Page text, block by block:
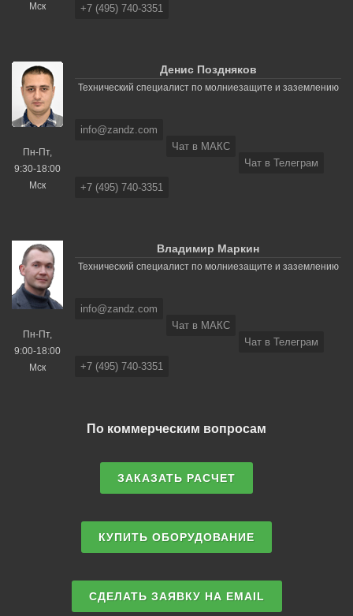
Мск
+7 (495) 740-3351
Пн-Пт,
9:30-18:00
Мск
Денис Поздняков
Технический специалист по молниезащите и заземлению
info@zandz.com
Чат в МАКС
Чат в Телеграм
+7 (495) 740-3351
Пн-Пт,
9:00-18:00
Мск
Владимир Маркин
Технический специалист по молниезащите и заземлению
info@zandz.com
Чат в МАКС
Чат в Телеграм
+7 (495) 740-3351
По коммерческим вопросам
ЗАКАЗАТЬ РАСЧЕТ
КУПИТЬ ОБОРУДОВАНИЕ
СДЕЛАТЬ ЗАЯВКУ НА EMAIL